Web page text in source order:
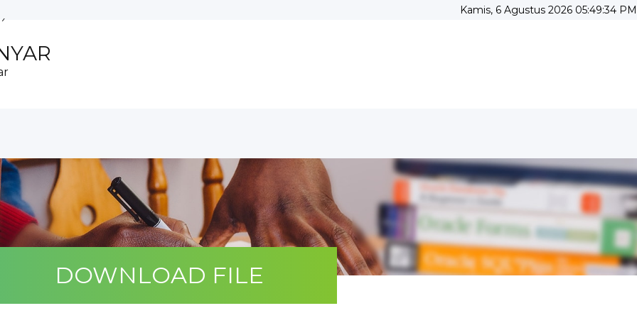
PINTAR UNTUK SISWA MAD...
KAB. KARANGANYAR DI MTs N...
komputer tahun...
Kamis, 6 Agustus 2026 05:49:36 PM
DOWNLOAD FILE